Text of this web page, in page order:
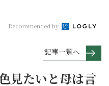
Recommended by
記事一覧へ
見たいと母は言